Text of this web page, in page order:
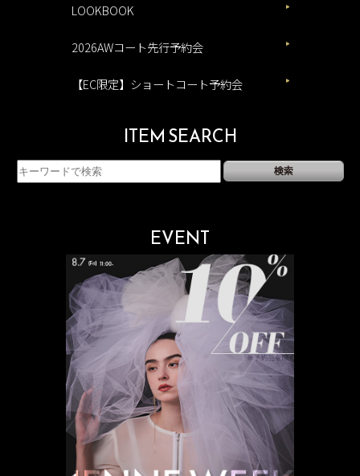
LOOKBOOK
2026AWコート先行予約会
【EC限定】ショートコート予約会
ITEM SEARCH
EVENT